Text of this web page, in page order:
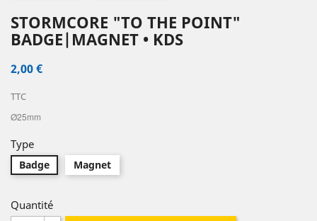
STORMCORE "TO THE POINT"
BADGE|MAGNET • KDS
2,00 €
TTC
Ø25mm
Type
Badge Magnet
Quantité